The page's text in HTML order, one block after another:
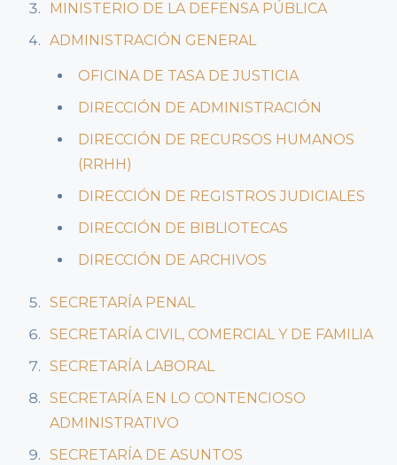
MINISTERIO DE LA DEFENSA PÚBLICA
ADMINISTRACIÓN GENERAL
OFICINA DE TASA DE JUSTICIA
DIRECCIÓN DE ADMINISTRACIÓN
DIRECCIÓN DE RECURSOS HUMANOS
(RRHH)
DIRECCIÓN DE REGISTROS JUDICIALES
DIRECCIÓN DE BIBLIOTECAS
DIRECCIÓN DE ARCHIVOS
SECRETARÍA PENAL
SECRETARÍA CIVIL, COMERCIAL Y DE FAMILIA
SECRETARÍA LABORAL
SECRETARÍA EN LO CONTENCIOSO
ADMINISTRATIVO
SECRETARÍA DE ASUNTOS